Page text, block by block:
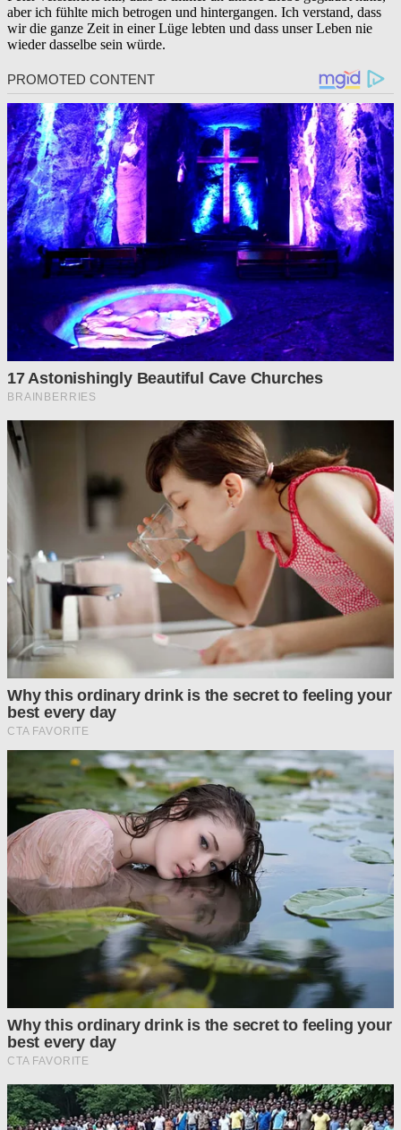
aber ich fühlte mich betrogen und hintergangen. Ich verstand, dass
wir die ganze Zeit in einer Lüge lebten und dass unser Leben nie
wieder dasselbe sein würde.